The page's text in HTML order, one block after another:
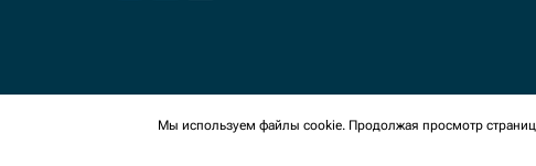
2026 Все права защищены. Мы используем cookies для
Мы используем файлы cookie. Продолжая просмотр